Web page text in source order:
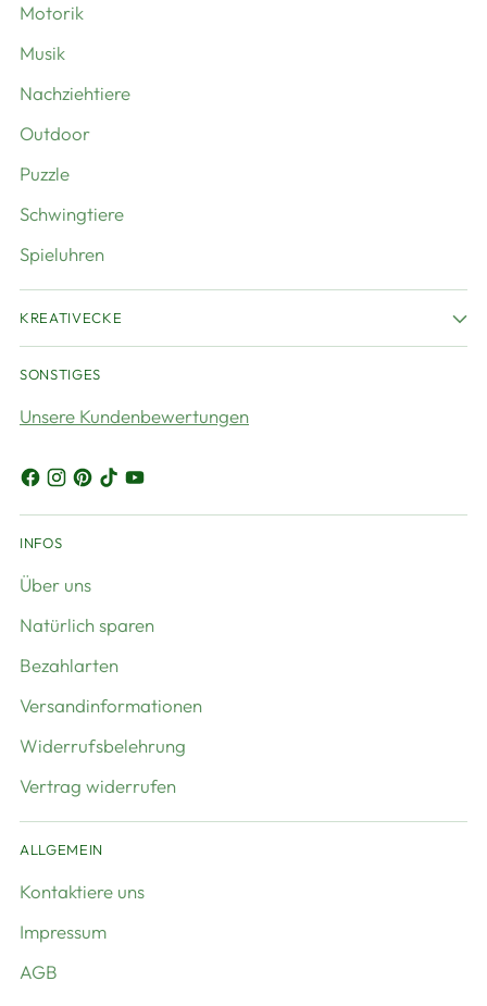
Motorik
Musik
Nachziehtiere
Outdoor
Puzzle
Schwingtiere
Spieluhren
KREATIVECKE
SONSTIGES
Unsere Kundenbewertungen
INFOS
Über uns
Natürlich sparen
Bezahlarten
Versandinformationen
Widerrufsbelehrung
Vertrag widerrufen
ALLGEMEIN
Kontaktiere uns
Impressum
AGB